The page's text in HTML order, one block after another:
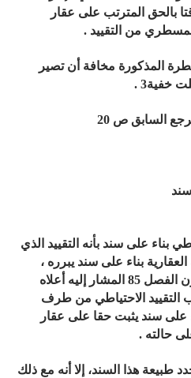
بالحق المترتب على عقار
من التقييد .
المذكورة مخافة أن تصير
خفية3 .
بناء على سند بأنه التقييد الذي
بناء على سند يبرره ،
ويستنتج هذا الاتجاه من مضمون الفصل 85 المشار إليه أعلاه
الاحتياطي من طرف
على سند يثبت حقا على عقار
حالته .
طبيعة هذا السند، إلا أنه مع ذلك